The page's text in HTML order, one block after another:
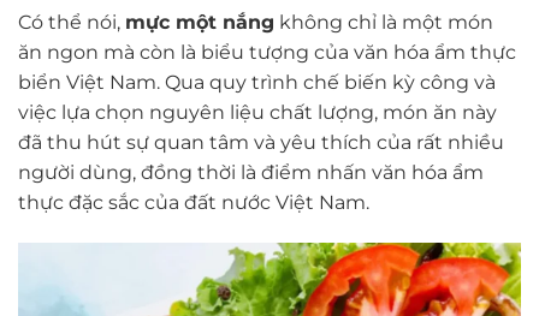
Có thể nói, mực một nắng không chỉ là một món
ăn ngon mà còn là biểu tượng của văn hóa ẩm thực
biển Việt Nam. Qua quy trình chế biến kỳ công và
việc lựa chọn nguyên liệu chất lượng, món ăn này
đã thu hút sự quan tâm và yêu thích của rất nhiều
người dùng, đồng thời là điểm nhấn văn hóa ẩm
thực đặc sắc của đất nước Việt Nam.